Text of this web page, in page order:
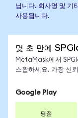
닙니다. 회사명 및 기
사용됩니다.
몇 초 만에
MetaMask에서
스왑하세요. 가장 신
Google Play
평점